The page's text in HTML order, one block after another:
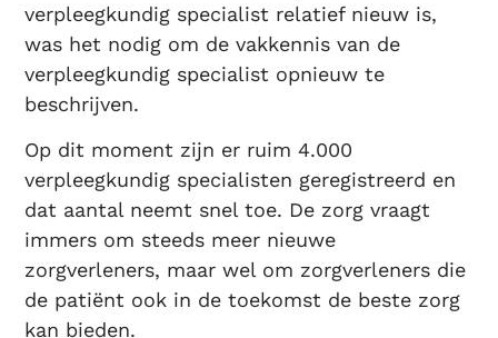
verpleegkundig specialist relatief nieuw is,
was het nodig om de vakkennis van de
verpleegkundig specialist opnieuw te
beschrijven.
Op dit moment zijn er ruim 4.000
verpleegkundig specialisten geregistreerd en
dat aantal neemt snel toe. De zorg vraagt
immers om steeds meer nieuwe
zorgverleners, maar wel om zorgverleners die
de patiënt ook in de toekomst de beste zorg
kan bieden.